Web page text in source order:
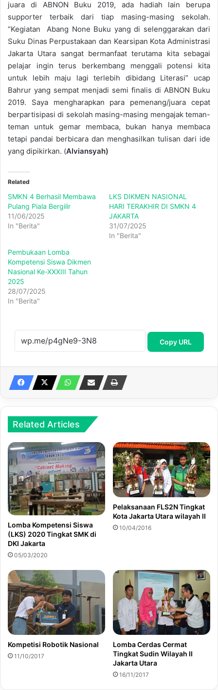
juara di ABNON Buku 2019, ada hadiah lain berupa
supporter terbaik dari tiap masing-masing sekolah.
“Kegiatan Abang None Buku yang di selenggarakan dari
Suku Dinas Perpustakaan dan Kearsipan Kota Administrasi
Jakarta Utara sangat bermanfaat terutama kita sebagai
pelajar ingin terus berkembang menggali potensi kita
untuk lebih maju lagi terlebih dibidang Literasi” ucap
Bahrur yang sempat menjadi semi finalis di ABNON Buku
2019. Saya mengharapkan para pemenang/juara cepat
berpartisipasi di sekolah masing-masing mengajak teman-
teman untuk gemar membaca, bukan hanya membaca
tetapi pandai berbicara dan menghasilkan tulisan dari ide
yang dipikirkan. (Alviansyah)
Related
SMKN 4 Berhasil Membawa
Pulang Piala Bergilir
11/06/2025
In "Berita"
LKS DIKMEN NASIONAL
HARI TERAKHIR DI SMKN 4
JAKARTA
31/07/2025
In "Berita"
Pembukaan Lomba
Kompetensi Siswa Dikmen
Nasional Ke-XXXIII Tahun
2025
28/07/2025
In "Berita"
Copy URL
Related Articles
Lomba Kompetensi Siswa
(LKS) 2020 Tingkat SMK di
DKI Jakarta
05/03/2020
Pelaksanaan FLS2N Tingkat
Kota Jakarta Utara wilayah II
10/04/2016
Kompetisi Robotik Nasional
11/10/2017
Lomba Cerdas Cermat
Tingkat Sudin Wilayah II
Jakarta Utara
16/11/2017